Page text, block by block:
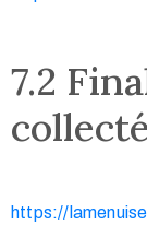
7.2
https://